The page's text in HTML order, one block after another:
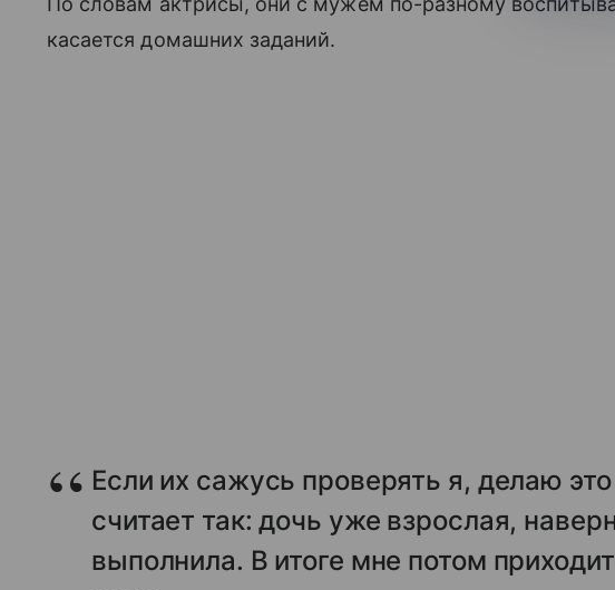
касается домашних заданий.
Если их сажусь проверять я, делаю
считает так: дочь уже взрослая,
выполнила. В итоге мне потом